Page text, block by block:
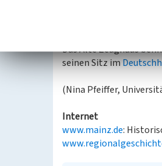
erstreckt und dort mit
Das Alte Zeughaus
seinen Sitz im
(Nina Pfeiffer,
Internet
www.mainz.de: